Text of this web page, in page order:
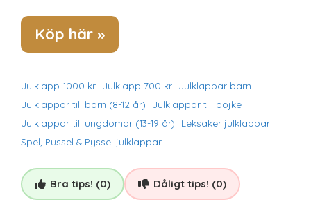
Köp här »
Julklapp 1000 kr Julklapp 700 kr Julklappar barn
Julklappar till barn (8-12 år)
Julklappar till pojke
Julklappar till ungdomar (13-19 år)
Leksaker julklappar
Spel, Pussel & Pyssel julklappar
Bra tips! (0) Dåligt tips! (0)